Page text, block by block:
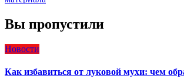
Вы пропустили
Новости
Как избавиться от луковой мухи: чем